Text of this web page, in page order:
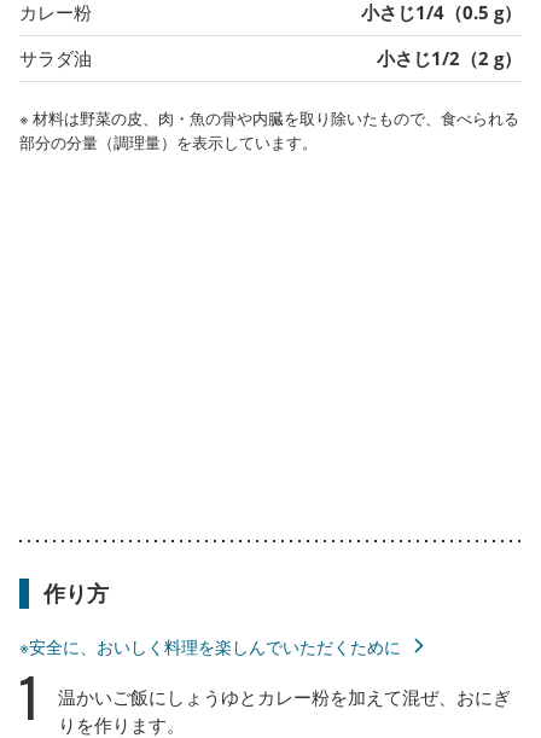
カレー粉
小さじ1/4（0.5 g）
サラダ油
小さじ1/2（2 g）
※ 材料は野菜の皮、肉・魚の骨や内臓を取り除いたもので、食べられる
部分の分量（調理量）を表示しています。
作り方
※安全に、おいしく料理を楽しんでいただくために
1
温かいご飯にしょうゆとカレー粉を加えて混ぜ、おにぎ
りを作ります。